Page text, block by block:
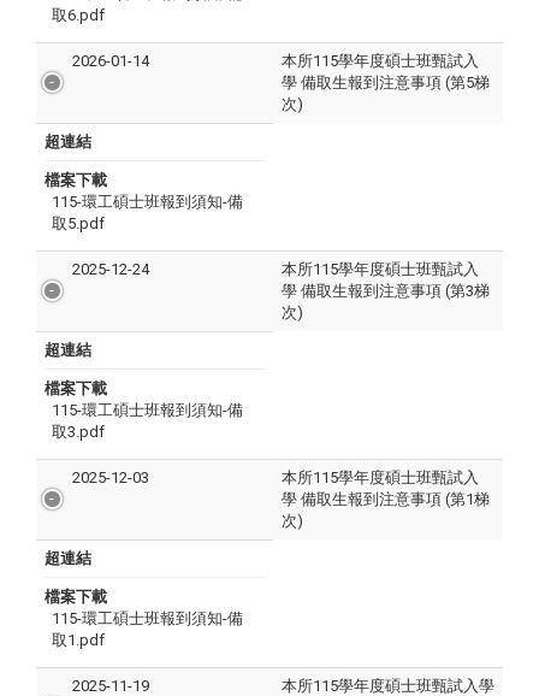
取6.pdf
2026-01-14
本所115學年度碩士班甄試入
學 備取生報到注意事項 (第5梯
次)
超連結
檔案下載
115-環工碩士班報到須知-備
取5.pdf
2025-12-24
本所115學年度碩士班甄試入
學 備取生報到注意事項 (第3梯
次)
超連結
檔案下載
115-環工碩士班報到須知-備
取3.pdf
2025-12-03
本所115學年度碩士班甄試入
學 備取生報到注意事項 (第1梯
次)
超連結
檔案下載
115-環工碩士班報到須知-備
取1.pdf
2025-11-19
本所115學年度碩士班甄試入學